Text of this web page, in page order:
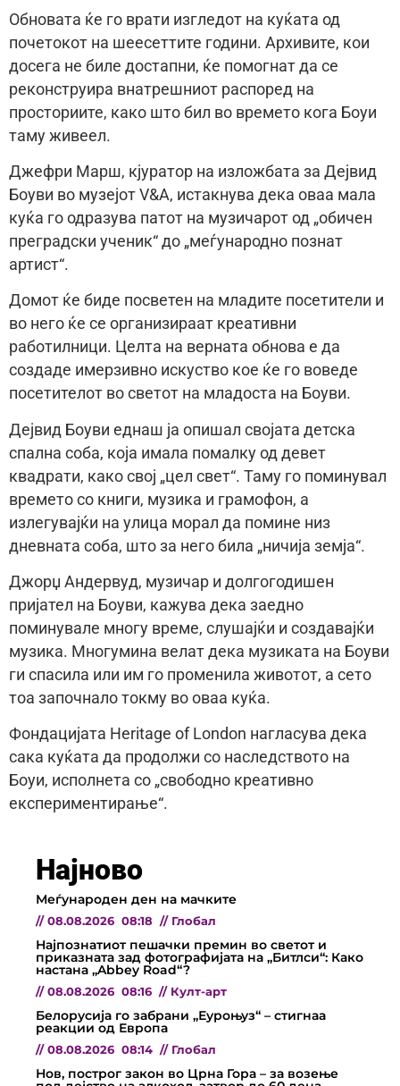
Обновата ќе го врати изгледот на куќата од
почетокот на шеесеттите години. Архивите, кои
досега не биле достапни, ќе помогнат да се
реконструира внатрешниот распоред на
просториите, како што бил во времето кога Боуи
таму живеел.
Джефри Марш, кјуратор на изложбата за Дејвид
Боуви во музејот V&A, истакнува дека оваа мала
куќа го одразува патот на музичарот од „обичен
преградски ученик“ до „меѓународно познат
артист“.
Домот ќе биде посветен на младите посетители и
во него ќе се организираат креативни
работилници. Целта на верната обнова е да
создаде имерзивно искуство кое ќе го воведе
посетителот во светот на младоста на Боуви.
Дејвид Боуви еднаш ја опишал својата детска
спална соба, која имала помалку од девет
квадрати, како свој „цел свет“. Таму го поминувал
времето со книги, музика и грамофон, а
излегувајќи на улица морал да помине низ
дневната соба, што за него била „ничија земја“.
Джорџ Андервуд, музичар и долгогодишен
пријател на Боуви, кажува дека заедно
поминувале многу време, слушајќи и создавајќи
музика. Многумина велат дека музиката на Боуви
ги спасила или им го променила животот, а сето
тоа започнало токму во оваа куќа.
Фондацијата Heritage of London нагласува дека
сака куќата да продолжи со наследството на
Боуи, исполнета со „свободно креативно
експериментирање“.
Најново
Меѓународен ден на мачките
// 08.08.2026 08:18 // Глобал
Најпознатиот пешачки премин во светот и
приказната зад фотографијата на „Битлси“: Како
настана „Abbey Road“?
// 08.08.2026 08:16 // Култ-арт
Белорусија го забрани „Еуроњуз“ – стигнаа
реакции од Европа
// 08.08.2026 08:14 // Глобал
Нов, построг закон во Црна Гора – за возење